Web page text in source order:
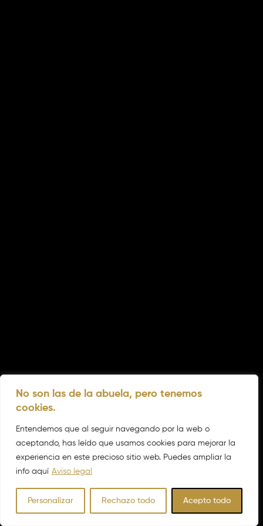
No son las de la abuela, pero tenemos
cookies.
Entendemos que al seguir navegando por la web o
aceptando, has leído que usamos cookies para mejorar la
experiencia en este precioso sitio web. Puedes ampliar la
info aquí Aviso legal
Personalizar Rechazo todo Acepto todo